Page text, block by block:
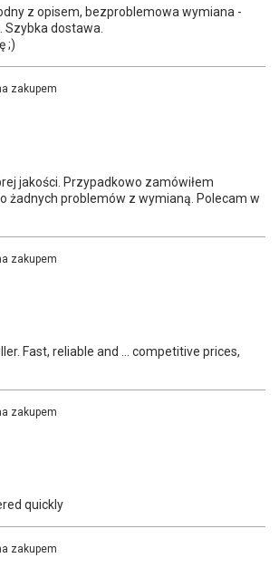
z opisem, bezproblemowa wymiana -
Szybka dostawa.
;)
zakupem
jakości. Przypadkowo zamówiłem
żadnych problemów z wymianą. Polecam w
zakupem
Fast, reliable and ... competitive prices,
zakupem
quickly
zakupem